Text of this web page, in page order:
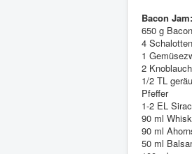
Bacon Jam:
650 g Bacon
4 Schalotten
1
2
1/2 TL
Pfeffer
1-2 EL
90 ml
90 ml
50 ml